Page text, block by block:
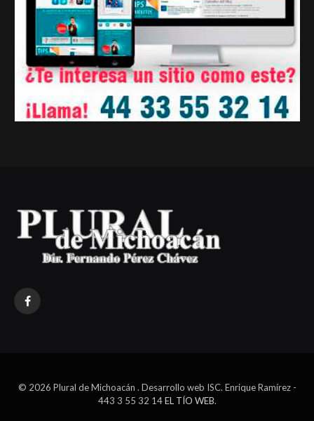
Facebook
© 2026 Plural de Michoacán . Desarrollo web ISC. Enrique Ramírez -
443 3 55 32 14EL TÍO WEB.